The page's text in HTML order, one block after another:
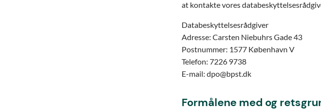
at kontakte vores
Databeskyttelsesrådgiver
Adresse: Carsten Niebuhrs Gade 43
Postnummer: 1577 København V
Telefon: 7226 9738
E-mail: dpo@bpst.dk
Formålene med og